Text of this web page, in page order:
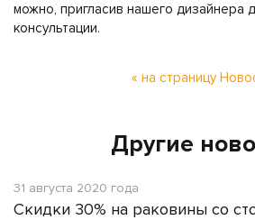
можно, пригласив нашего дизайнера
консультации.
« на страницу
Другие
31 августа 2020 года
Скидки 30% на раковины со